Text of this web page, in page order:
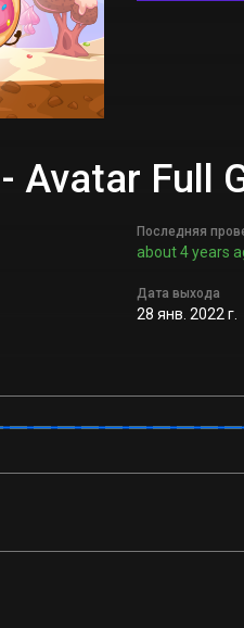
Avatar Full
Последняя
about 4 years
Дата выхода
28 янв. 2022 г.